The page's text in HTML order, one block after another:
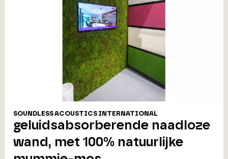
SOUNDLESS ACOUSTICS INTERNATIONAL
geluidsabsorberende naadloze
wand, met 100% natuurlijke